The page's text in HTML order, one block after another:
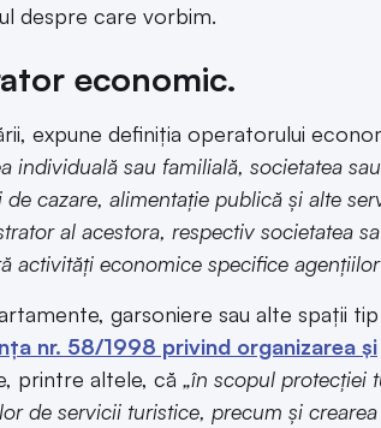
despre care vorbim.
economic.
expune definiția operatorului
individuală sau familială, societatea
cazare, alimentație publică și alte
al acestora, respectiv societatea
economice specifice agențiilor
garsoniere sau alte spații
nr. 58/1998 privind organizarea și
printre altele, că „în scopul protecției
de servicii turistice, precum și